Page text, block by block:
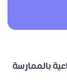
بالممارسة